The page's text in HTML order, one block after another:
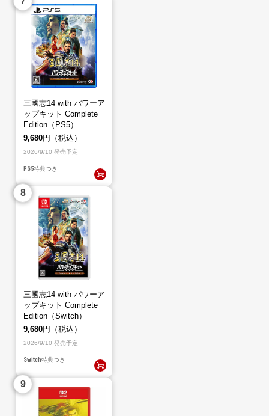
三國志14 with パワーア
ップキット Complete
Edition（PS5）
9,680円（税込）
2026/9/10 発売予定
PS5特典つき
三國志14 with パワーア
ップキット Complete
Edition（Switch）
9,680円（税込）
2026/9/10 発売予定
Switch特典つき